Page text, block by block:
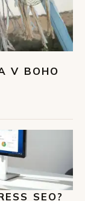
V BOHO
SEO?